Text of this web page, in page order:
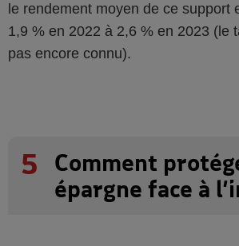
le rendement moyen de ce support
1,9 % en 2022 à 2,6 % en 2023 (le
pas encore connu).
5
Comment
épargne face à